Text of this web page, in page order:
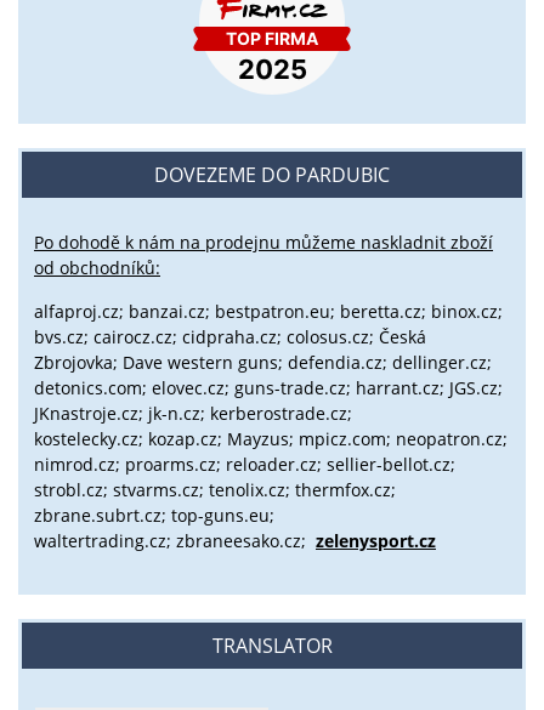
DOVEZEME DO PARDUBIC
Po dohodě k nám na prodejnu můžeme naskladnit zboží
od obchodníků:
alfaproj.cz; banzai.cz; bestpatron.eu; beretta.cz; binox.cz;
bvs.cz; cairocz.cz; cidpraha.cz; colosus.cz; Česká
Zbrojovka; Dave western guns; defendia.cz; dellinger.cz;
detonics.com; elovec.cz; guns-trade.cz; harrant.cz; JGS.cz;
JKnastroje.cz; jk-n.cz; kerberostrade.cz;
kostelecky.cz; kozap.cz; Mayzus; mpicz.com; neopatron.cz;
nimrod.cz; proarms.cz; reloader.cz; sellier-bellot.cz;
strobl.cz; stvarms.cz; tenolix.cz; thermfox.cz;
zbrane.subrt.cz; top-guns.eu;
waltertrading.cz; zbraneesako.cz; zelenysport.cz
TRANSLATOR